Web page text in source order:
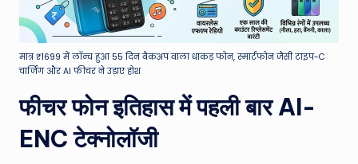
मात्र ₹1699 में लॉन्च हुआ 55 दिन बैकअप वाला धाकड़ फोन, स्मार्टफोन जैसी टाइप-C
चार्जिंग और AI फीचर ने उड़ाए होश
फीचर फोन इतिहास में पहली बार AI-
ENC टेक्नोलॉजी